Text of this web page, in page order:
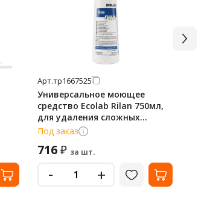
Арт.тр1667525
Универсальное моющее
средство Ecolab Rilan 750мл,
для удаления сложных
загрязнений,
мягкоабразивное, 3031970
Под заказ
716₽ за шт.
- +